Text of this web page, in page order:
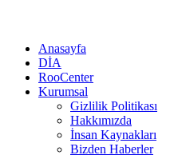
Anasayfa
DİA
RooCenter
Kurumsal
Gizlilik Politikası
Hakkımızda
İnsan Kaynakları
Bizden Haberler